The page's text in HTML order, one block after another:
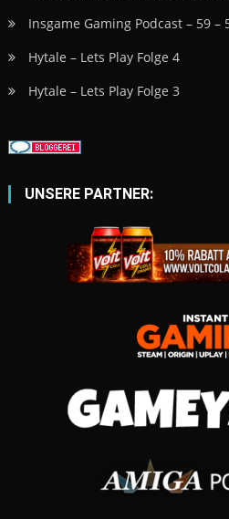
Insgame Gaming Podcast – 59
Hytale – Lets Play Folge 4
Hytale – Lets Play Folge 3
UNSERE PARTNER: